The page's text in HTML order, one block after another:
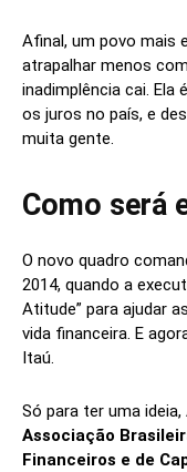
Afinal, um povo mais
atrapalhar menos
inadimplência cai.
os juros no país, e
muita gente.
Como será
O novo quadro
2014, quando a
Atitude” para ajudar
vida financeira. E
Itaú.
Só para ter uma
Associação
Financeiros e de